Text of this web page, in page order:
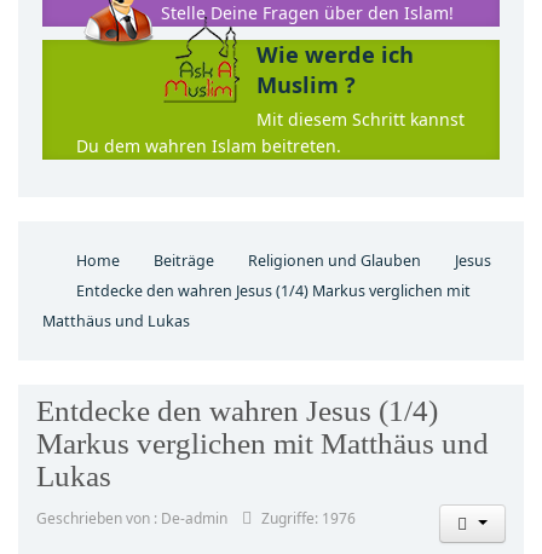
Stelle Deine Fragen über den Islam!
Wie werde ich
Muslim ?
Mit diesem Schritt kannst
Du dem wahren Islam beitreten.
Home Beiträge Religionen und Glauben
Jesus
Entdecke den wahren Jesus (1/4) Markus verglichen mit
Matthäus und Lukas
Entdecke den wahren Jesus (1/4)
Markus verglichen mit Matthäus und
Lukas
Geschrieben von : De-admin Zugriffe: 1976